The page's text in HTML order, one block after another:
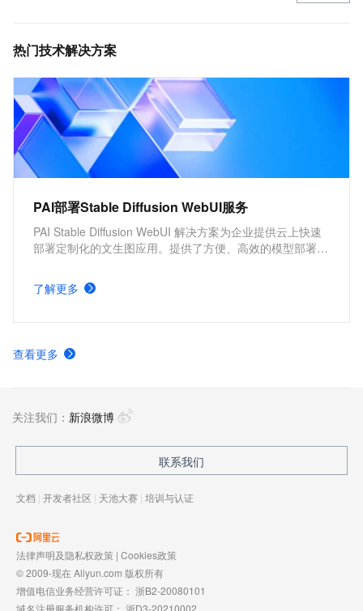
热门技术解决方案
PAI部署Stable Diffusion WebUI服务
PAI Stable Diffusion WebUI 解决方案为企业提供云上快速
部署定制化的文生图应用。提供了方便、高效的模型部署产
数。具有分钟级部署上线，方便快捷、开箱即用，多版本部
署方案，参数可定制化调整的优势。
了解更多
查看更多
关注我们： 新浪微博
联系我们
文档 | 开发者社区 | 天池大赛 | 培训与认证
法律声明及隐私权政策 | Cookies政策
© 2009-现在 Aliyun.com 版权所有
增值电信业务经营许可证： 浙B2-20080101
域名注册服务机构许可： 浙D3-20210002